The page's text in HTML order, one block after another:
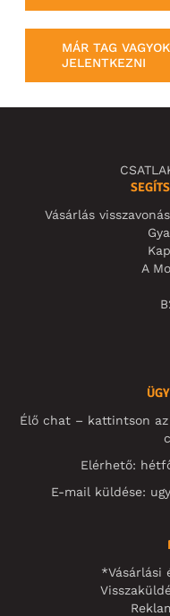
MÁR TAG
JELENTKEZNI
Vásárlás
A
Élő chat – kattintson
Elérhető:
E-mail küldése:
*Vásárlási